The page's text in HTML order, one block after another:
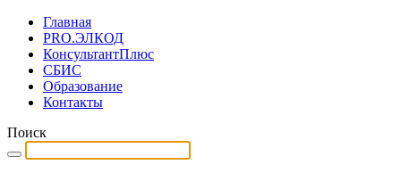
Главная
PRO.ЭЛКОД
КонсультантПлюс
СБИС
Образование
Контакты
Поиск